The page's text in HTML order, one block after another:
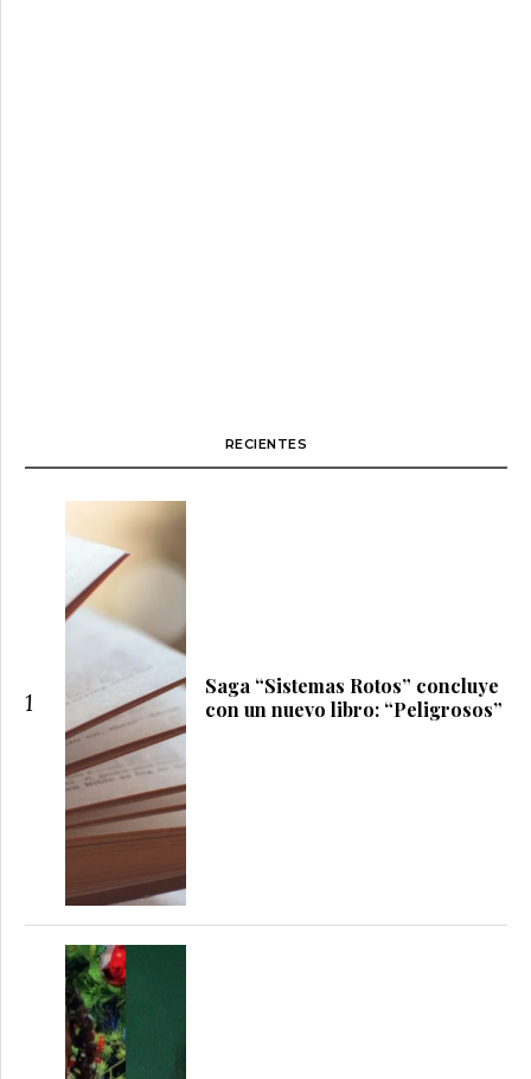
RECIENTES
1
Saga “Sistemas Rotos” concluye
con un nuevo libro: “Peligrosos”